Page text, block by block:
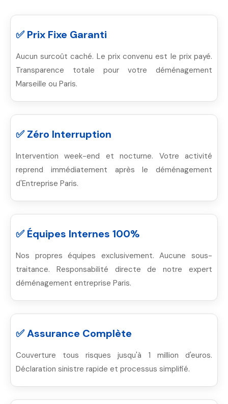
✅ Prix Fixe Garanti
Aucun surcoût caché. Le prix convenu est le prix payé.
Transparence totale pour votre déménagement
Marseille ou Paris.
✅ Zéro Interruption
Intervention week-end et nocturne. Votre activité
reprend immédiatement après le déménagement
d'Entreprise Paris.
✅ Équipes Internes 100%
Nos propres équipes exclusivement. Aucune sous-
traitance. Responsabilité directe de notre expert
déménagement entreprise Paris.
✅ Assurance Complète
Couverture tous risques jusqu'à 1 million d'euros.
Déclaration sinistre rapide et processus simplifié.